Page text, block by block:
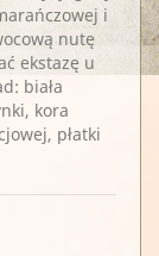
i
nutę
ekstazę u
biała
kora
płatki